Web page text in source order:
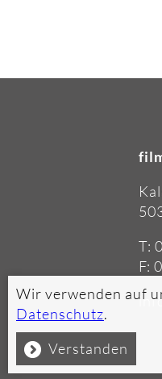
T:
F:
Wir verwenden auf
Datenschutz.
Verstanden